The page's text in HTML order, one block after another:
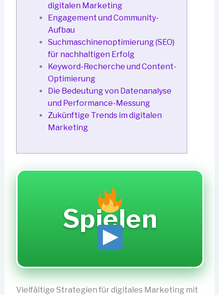
digitalen Marketing
Engagement und Community-
Aufbau
Suchmaschinenoptimierung (SEO)
für nachhaltigen Erfolg
Keyword-Recherche und Content-
Optimierung
Die Bedeutung von Datenanalyse
und Performance-Messung
Zukünftige Trends im digitalen
Marketing
Spielen
Vielfältige Strategien für digitales Marketing mit